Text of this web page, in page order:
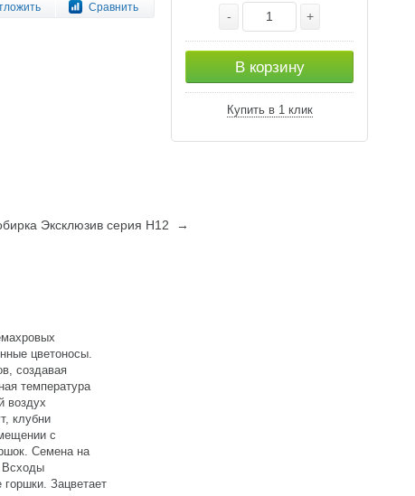
Сравнить
- +
В корзину
Купить в 1 клик
Эксклюзив серия Н12 →
цветоносы.
создавая
температура
воздух
клубни
с
Семена на
Всходы
Зацветает